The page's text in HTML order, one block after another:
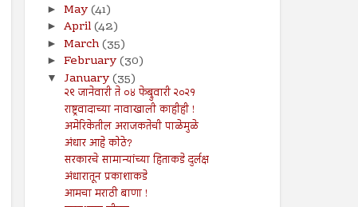
► May(41)
► April(42)
► March(35)
► February(30)
▼ January(35)
२९ जानेवारी ते ०४ फेब्रुवारी २०२१
राष्ट्रवादाच्या नावाखाली काहीही !
अमेरिकेतील अराजकतेची पाळेमुळे
अंधार आहे कोठे?
सरकारचे सामान्यांच्या हिताकडे दुर्लक्ष
अंधारातून प्रकाशाकडे
आमचा मराठी बाणा !